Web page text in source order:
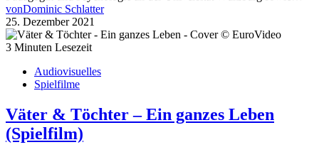
vonDominic Schlatter
25. Dezember 2021
3 Minuten Lesezeit
Audiovisuelles
Spielfilme
Väter & Töchter – Ein ganzes Leben
(Spielfilm)